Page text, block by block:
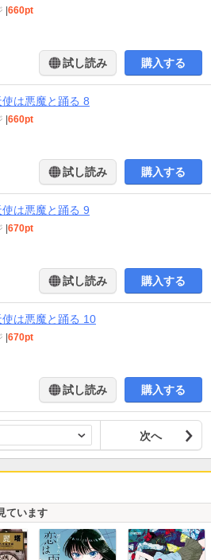
660pt
試し読み 購入する
は悪魔と踊る 8
660pt
試し読み 購入する
は悪魔と踊る 9
670pt
試し読み 購入する
は悪魔と踊る 10
670pt
試し読み 購入する
次へ
ています